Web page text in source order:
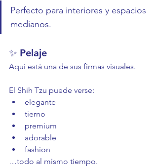
Perfecto para interiores y espacios
medianos.
✨ Pelaje
Aquí está una de sus firmas visuales.
El Shih Tzu puede verse:
elegante
tierno
premium
adorable
fashion
…todo al mismo tiempo.